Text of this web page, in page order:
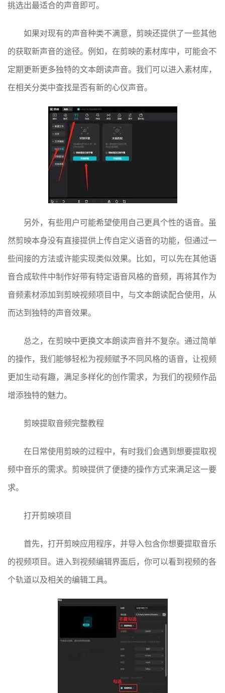
挑选出最适合的声音即可。
如果对现有的声音种类不满意，剪映还提供了一些其他
的获取新声音的途径。例如，在剪映的素材库中，可能会不
定期更新更多独特的文本朗读声音。我们可以进入素材库，
在相关分类中查找是否有新的心仪声音。
另外，有些用户可能希望使用自己更具个性的语音。虽
然剪映本身没有直接提供上传自定义语音的功能，但通过一
些间接的方法或许能实现类似效果。比如，可以先在其他语
音合成软件中制作好带有特定语音风格的音频，再将其作为
音频素材添加到剪映视频项目中，与文本朗读配合使用，从
而达到独特的声音效果。
总之，在剪映中更换文本朗读声音并不复杂。通过简单
的操作，我们能够轻松为视频赋予不同风格的语音，让视频
更加生动有趣，满足多样化的创作需求，为我们的视频作品
增添独特的魅力。
剪映提取音频完整教程
在日常使用剪映的过程中，有时我们会遇到想要提取视
频中音乐的需求。剪映提供了便捷的操作方式来满足这一要
求。
打开剪映项目
首先，打开剪映应用程序，并导入包含你想要提取音乐
的视频项目。进入到视频编辑界面后，你可以看到视频的各
个轨道以及相关的编辑工具。